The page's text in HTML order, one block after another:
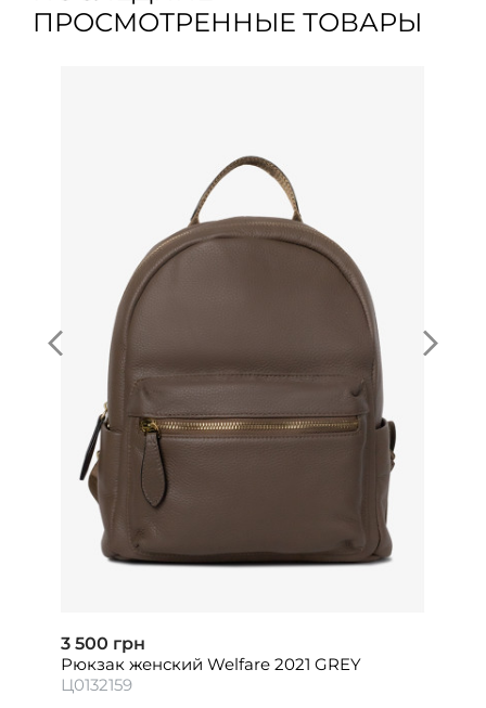
ПРОСМОТРЕННЫЕ ТОВАРЫ
3 500 грн
Рюкзак женский Welfare 2021 GREY
Ц0132159